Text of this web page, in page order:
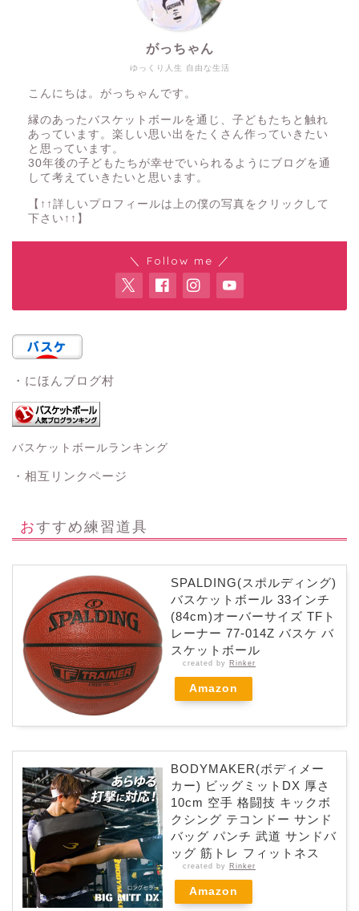
ゆっくり人生 自由な生活
がっちゃん
こんにちは。がっちゃんです。
縁のあったバスケットボールを通じ、子どもたちと触れ
あっています。楽しい思い出をたくさん作っていきたい
と思っています。
30年後の子どもたちが幸せでいられるようにブログを通
して考えていきたいと思います。
【↑↑詳しいプロフィールは上の僕の写真をクリックして
下さい↑↑】
＼ Follow me ／
・にほんブログ村
バスケットボールランキング
・相互リンクページ
おすすめ練習道具
SPALDING(スポルディング)
バスケットボール 33インチ
(84cm)オーバーサイズ TFト
レーナー 77-014Z バスケ バ
スケットボール
created by Rinker
Amazon
BODYMAKER(ボディメー
カー) ビッグミットDX 厚さ
10cm 空手 格闘技 キックボ
クシング テコンドー サンド
バッグ パンチ 武道 サンドバ
ッグ 筋トレ フィットネス
created by Rinker
Amazon